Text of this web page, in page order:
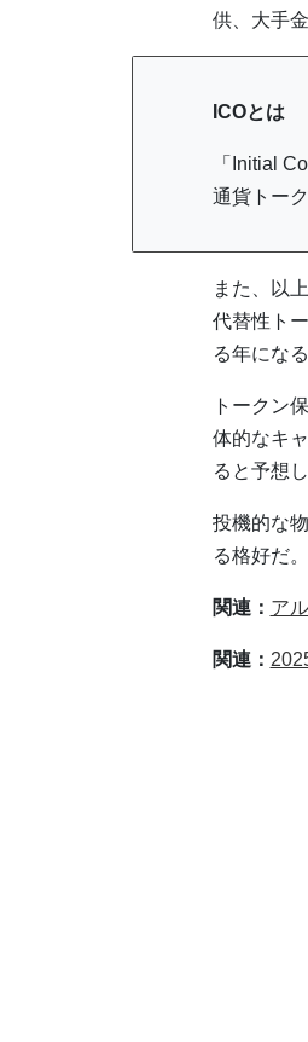
供、大手
ICOとは
「Initial
通貨トー
また、以
代替性ト
る年にな
トークン
体的なキ
ると予想し
投機的な
る格好だ。
関連： ア
関連：